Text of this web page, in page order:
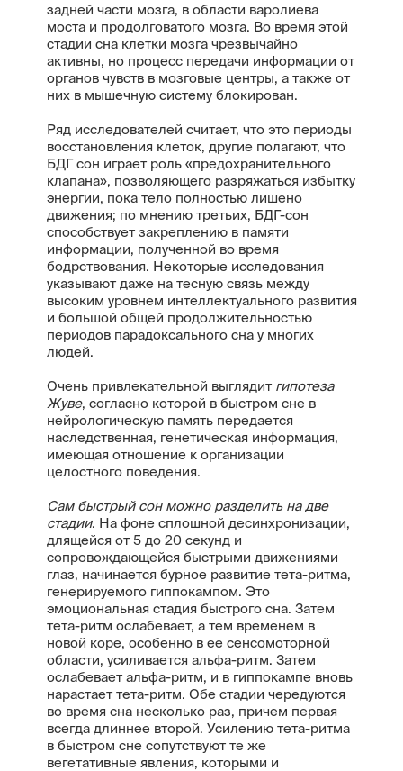
задней части мозга, в области варолиева
моста и продолговатого мозга. Во время этой
стадии сна клетки мозга чрезвычайно
активны, но процесс передачи информации от
органов чувств в мозговые центры, а также от
них в мышечную систему блокирован.
Ряд исследователей считает, что это периоды
восстановления клеток, другие полагают, что
БДГ сон играет роль «предохранительного
клапана», позволяющего разряжаться избытку
энергии, пока тело полностью лишено
движения; по мнению третьих, БДГ-сон
способствует закреплению в памяти
информации, полученной во время
бодрствования. Некоторые исследования
указывают даже на тесную связь между
высоким уровнем интеллектуального развития
и большой общей продолжительностью
периодов парадоксального сна у многих
людей.
Очень привлекательной выглядит гипотеза
Жуве, согласно которой в быстром сне в
нейрологическую память передается
наследственная, генетическая информация,
имеющая отношение к организации
целостного поведения.
Сам быстрый сон можно разделить на две
стадии. На фоне сплошной десинхронизации,
длящейся от 5 до 20 секунд и
сопровождающейся быстрыми движениями
глаз, начинается бурное развитие тета-ритма,
генерируемого гиппокампом. Это
эмоциональная стадия быстрого сна. Затем
тета-ритм ослабевает, а тем временем в
новой коре, особенно в ее сенсомоторной
области, усиливается альфа-ритм. Затем
ослабевает альфа-ритм, и в гиппокампе вновь
нарастает тета-ритм. Обе стадии чередуются
во время сна несколько раз, причем первая
всегда длиннее второй. Усилению тета-ритма
в быстром сне сопутствуют те же
вегетативные явления, которыми и